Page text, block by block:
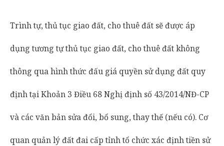
Trình tự, thủ tục giao đất, cho thuê đất sẽ được áp
dụng tương tự thủ tục giao đất, cho thuê đất không
thông qua hình thức đấu giá quyền sử dụng đất quy
định tại Khoản 3 Điều 68 Nghị định số 43/2014/NĐ-CP
và các văn bản sửa đổi, bổ sung, thay thế (nếu có). Cơ
quan quản lý đất đai cấp tỉnh tổ chức xác định tiền sử